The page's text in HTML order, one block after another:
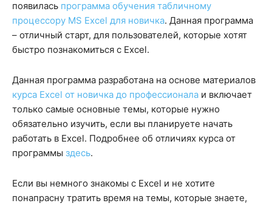
появилась программа обучения табличному
процессору MS Excel для новичка. Данная программа
– отличный старт, для пользователей, которые хотят
быстро познакомиться с Excel.
Данная программа разработана на основе материалов
курса Excel от новичка до профессионала и включает
только самые основные темы, которые нужно
обязательно изучить, если вы планируете начать
работать в Excel. Подробнее об отличиях курса от
программы здесь.
Если вы немного знакомы с Excel и не хотите
понапрасну тратить время на темы, которые знаете,